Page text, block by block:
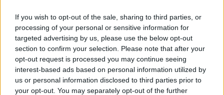
If you wish to opt-out of the sale, sharing to third parties, or
processing of your personal or sensitive information for
targeted advertising by us, please use the below opt-out
section to confirm your selection. Please note that after your
opt-out request is processed you may continue seeing
interest-based ads based on personal information utilized by
us or personal information disclosed to third parties prior to
your opt-out. You may separately opt-out of the further
Πιο δημοφιλή
1 Έφυγαν οι συνεργάτες, μένει η Μαρία
Καρυστιανού - Η επόμενη μέρα για την
«Ελπίδα για τη Δημοκρατία»